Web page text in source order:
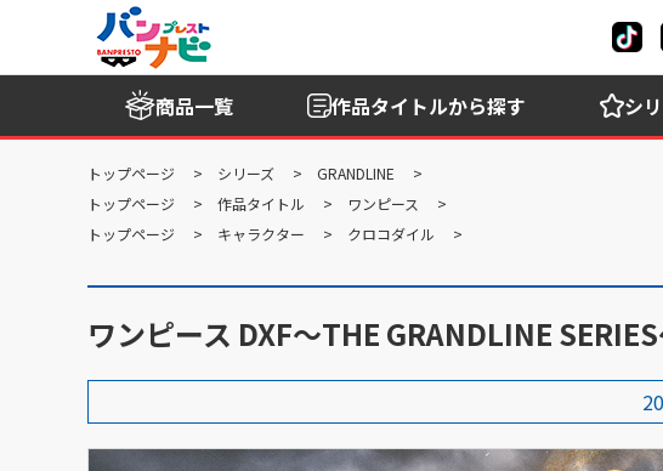
商品一覧 作品タイトルから探す シ
トップページ シリーズ
GRANDLINE
トップページ
作品タイトル
ワンピース
トップページ
キャラクター クロコダイル
ワンピース DXF～THE GRANDLINE